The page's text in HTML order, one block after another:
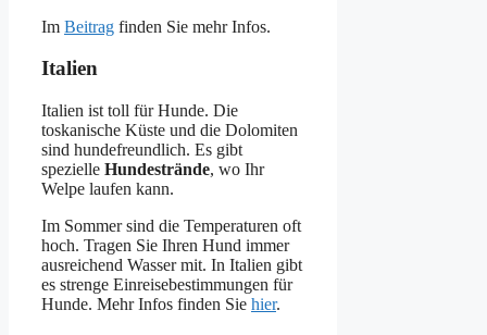
Im Beitrag finden Sie mehr Infos.
Italien
Italien ist toll für Hunde. Die
toskanische Küste und die Dolomiten
sind hundefreundlich. Es gibt
spezielle Hundestrände, wo Ihr
Welpe laufen kann.
Im Sommer sind die Temperaturen oft
hoch. Tragen Sie Ihren Hund immer
ausreichend Wasser mit. In Italien gibt
es strenge Einreisebestimmungen für
Hunde. Mehr Infos finden Sie hier.